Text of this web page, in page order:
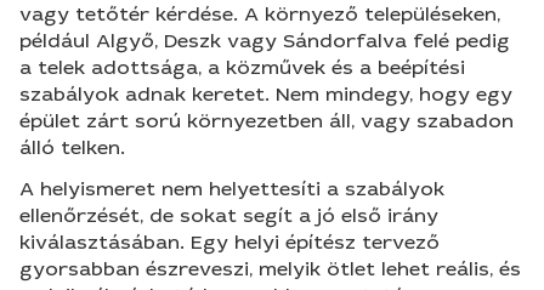
vagy tetőtér kérdése. A környező településeken,
például Algyő, Deszk vagy Sándorfalva felé pedig
a telek adottsága, a közművek és a beépítési
szabályok adnak keretet. Nem mindegy, hogy egy
épület zárt sorú környezetben áll, vagy szabadon
álló telken.
A helyismeret nem helyettesíti a szabályok
ellenőrzését, de sokat segít a jó első irány
kiválasztásában. Egy helyi építész tervező
gyorsabban észreveszi, melyik ötlet lehet reális, és